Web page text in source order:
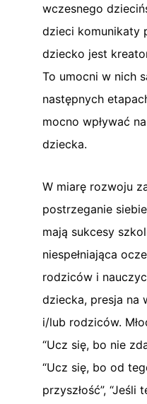
wczesnego
dzieci komunikaty
dziecko jest
To umocni w nich
następnych
mocno wpływać
dziecka.
W miarę rozwoju
postrzeganie
mają sukcesy
niespełniająca
rodziców i
dziecka, presja na
i/lub rodziców.
“Ucz się, bo nie
“Ucz się, bo od
przyszłość”,